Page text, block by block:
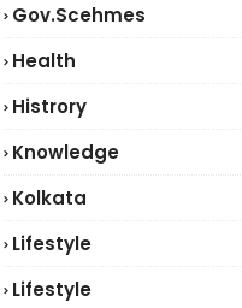
Gov.scehmes
Health
Histrory
Knowledge
Kolkata
Lifestyle
Lifestyle